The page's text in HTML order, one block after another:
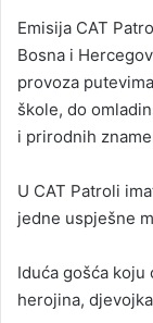
Emisija CAT
Bosna i
provoza
škole, do
i prirodnih
U CAT Patroli
jedne uspješne
Iduća gošća
herojina,